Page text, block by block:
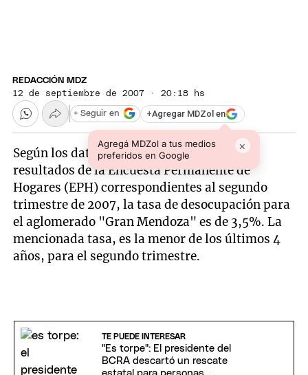
REDACCIÓN MDZ
12 de septiembre de 2007 · 20:18 hs
+Agregar MDZol en
Agregá MDZol a tus medios
preferidos en Google
×
+ Seguir en
Según los datos obtenidos en el informe de
resultados de la Encuesta Permanente de
Hogares (EPH) correspondientes al segundo
trimestre de 2007, la tasa de desocupación para
el aglomerado "Gran Mendoza" es de 3,5%. La
mencionada tasa, es la menor de los últimos 4
años, para el segundo trimestre.
TE PUEDE INTERESAR
"Es torpe": El presidente del
BCRA descartó un rescate